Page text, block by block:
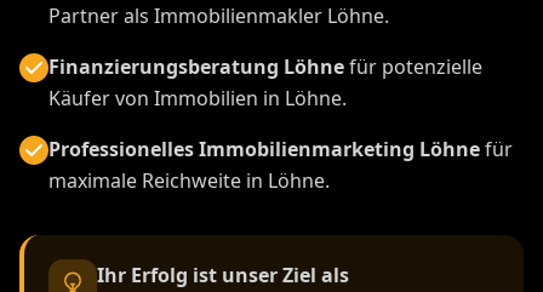
Partner als Immobilienmakler Löhne.
Finanzierungsberatung Löhnefür potenzielle
Käufer von Immobilien in Löhne.
Professionelles Immobilienmarketing Löhnefür
maximale Reichweite in Löhne.
Ihr Erfolg ist unser Ziel als